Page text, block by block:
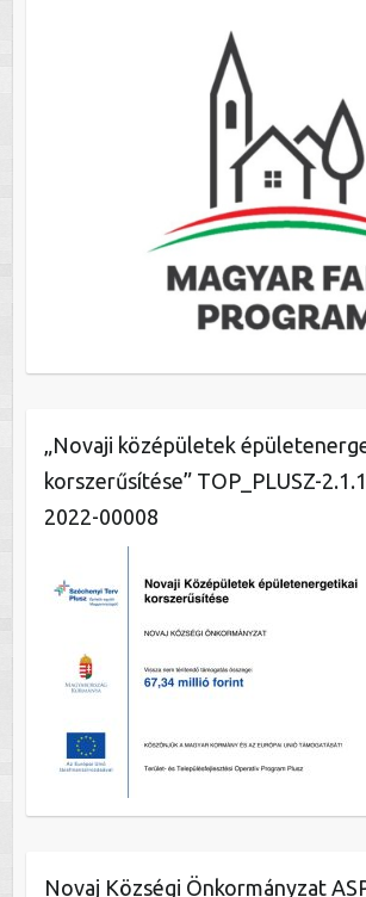
„Novaji középületek
korszerűsítése” TOP_PLUSZ-
2022-00008
Novaj Községi Önkormányzat